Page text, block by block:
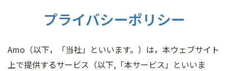
よくあるご質問
コラム
プライバシーポリシー
Amo（以下，「当社」といいます。）は，本ウェブサイト
上で提供するサービス（以下,「本サービス」といいま